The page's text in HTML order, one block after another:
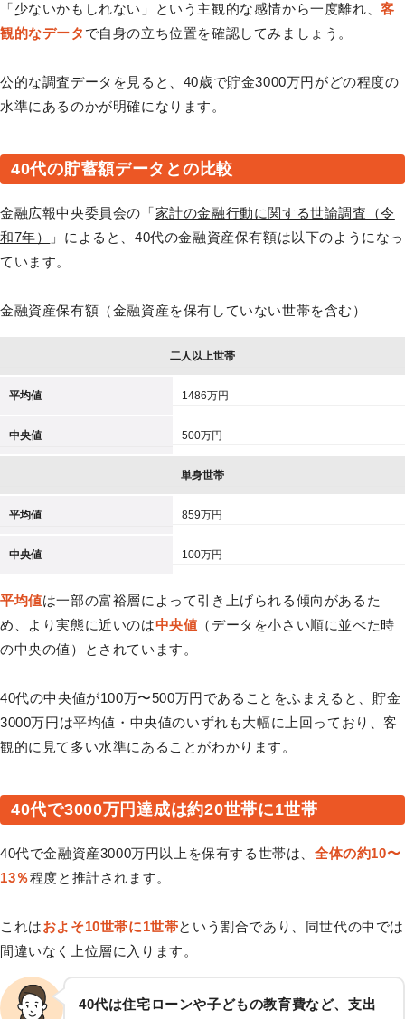
「少ないかもしれない」という主観的な感情から一度離れ、客
観的なデータ で自身の立ち位置を確認してみましょう。
公的な調査データを見ると、40歳で貯金3000万円がどの程度の
水準にあるのかが明確になります。
40代の貯蓄額データとの比較
金融広報中央委員会の「家計の金融行動に関する世論調査（令
和7年）
」によると、40代の金融資産保有額は以下のようになっ
ています。
金融資産保有額（金融資産を保有していない世帯を含む）
二人以上世帯
平均値 1486万円
中央値 500万円
単身世帯
平均値 859万円
中央値 100万円
平均値は一部の富裕層によって引き上げられる傾向があるた
め、より実態に近いのは中央値 （データを小さい順に並べた時
の中央の値）とされています。
40代の中央値が100万〜500万円であることをふまえると、貯金
3000万円は平均値・中央値のいずれも大幅に上回っており、客
観的に見て多い水準にあることがわかります。
40代で3000万円達成は約20世帯に1世帯
40代で金融資産3000万円以上を保有する世帯は、全体の約10〜
13％程度と推計されます。
これはおよそ10世帯に1世帯という割合であり、同世代の中では
間違いなく上位層に入ります。
40代は住宅ローンや子どもの教育費など、支出